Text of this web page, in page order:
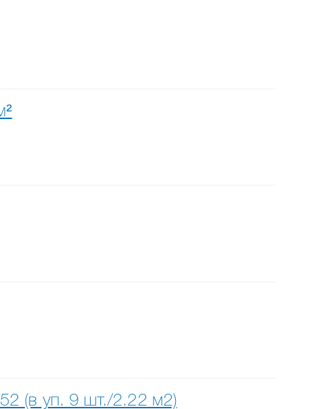
(в уп. 9 шт./2.22 м2)